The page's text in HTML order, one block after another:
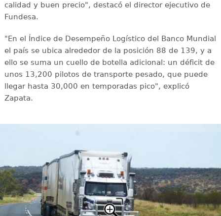
calidad y buen precio", destacó el director ejecutivo de
Fundesa.
"En el Índice de Desempeño Logístico del Banco Mundial
el país se ubica alrededor de la posición 88 de 139, y a
ello se suma un cuello de botella adicional: un déficit de
unos 13,200 pilotos de transporte pesado, que puede
llegar hasta 30,000 en temporadas pico", explicó
Zapata.